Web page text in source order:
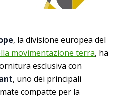
, la divisione europea del
movimentazione terra, ha
esclusiva con
, uno dei principali
compatte per la